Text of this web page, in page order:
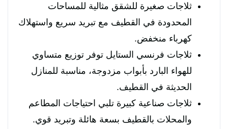
ثلاجات صغيرة للشقق مثالية للمساحات
المحدودة في القطيف مع تبريد سريع واستهلاك
كهرباء منخفض.
ثلاجات فرنسي الستايل توفر توزيع متساوي
للهواء البارد بأبواب مزدوجة، مناسبة للمنازل
الحديثة في القطيف.
ثلاجات صناعية كبيرة تلبي احتياجات المطاعم
والمحلات بالقطيف بسعة هائلة وتبريد قوي.